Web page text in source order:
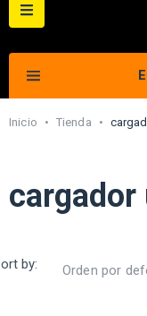
Inicio • Tienda •
cargador
by: